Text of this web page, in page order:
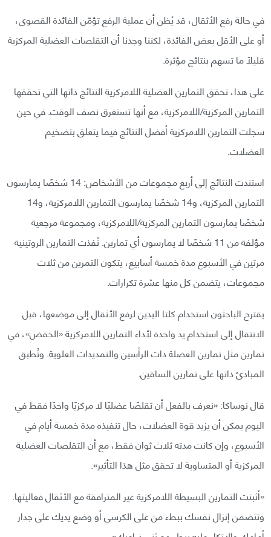
في حالة رفع الأثقال، قد يُظن أن عملية الرفع تؤمّن الفائدة القصوى،
أو على الأقل بعض الفائدة، لكننا وجدنا أن التقلصات العضلية المركزية
قليلًا ما تسهم بنتائج مؤثرة.
على هذا، تحقق التمارين العضلية اللامركزية النتائج ذاتها التي تحققها
التمارين المركزية/اللامركزية، مع أنها تستغرق نصف الوقت. في حين
سجلت التمارين اللامركزية أفضل النتائج فيما يتعلق بتضخيم
العضلات.
استندت النتائج إلى أربع مجموعات من الأشخاص: 14 شخصًا يمارسون
التمارين المركزية، و14 شخصًا يمارسون التمارين اللامركزية، و14
شخصًا يمارسون التمارين المركزية/اللامركزية، ومجموعة مرجعية
مؤلفة من 11 شخصًا لا يمارسون أي تمارين. نُفذت التمارين الروتينية
مرتين في الأسبوع مدة خمسة أسابيع، يتكون التمرين من ثلاث
مجموعات، يتضمن كل منها عشرة تكرارات.
يقترح الباحثون استخدام كلتا اليدين لرفع الأثقال إلى موضعها، قبل
الانتقال إلى استخدام يد واحدة لأداء التمارين اللامركزية «الخفض»، في
تمارين مثل تمارين العضلة ذات الرأسين والتمديدات العلوية. وتُطبق
المبادئ ذاتها على تمارين الساقين.
قال نوساكا: «نعرف بالفعل أن تقلصًا عضليًا لا مركزيًا واحدًا فقط في
اليوم يمكن أن يزيد قوة العضلات، حال تنفيذه مدة خمسة أيام في
الأسبوع، وإن كانت مدته ثلاث ثوان فقط، مع أن التقلصات العضلية
المركزية أو المتساوية لا تحقق مثل هذا التأثير».
«أثبتت التمارين البسيطة اللامركزية غير المترافقة مع الأثقال فعاليتها.
وتتضمن إنزال نفسك ببطء من على الكرسي أو وضع يديك على جدار